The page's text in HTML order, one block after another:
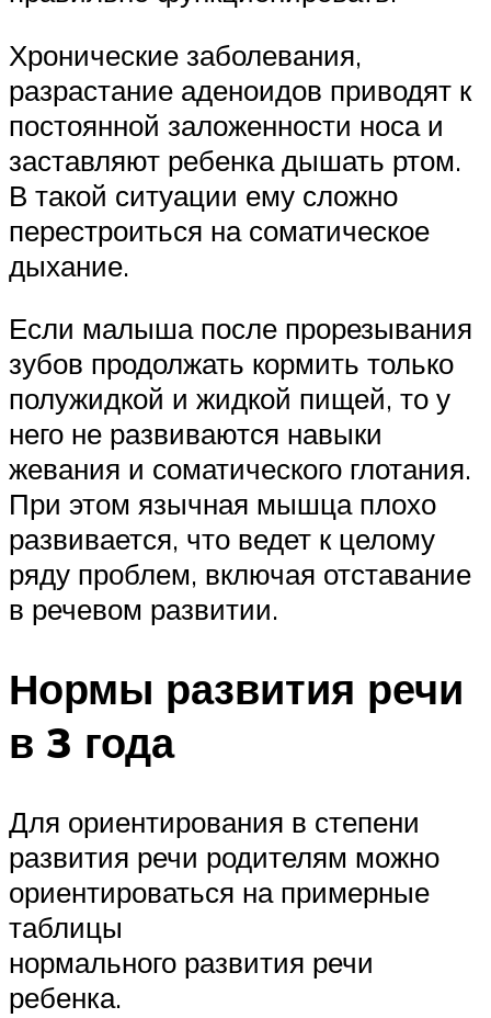
Хронические заболевания,
разрастание аденоидов приводят к
постоянной заложенности носа и
заставляют ребенка дышать ртом.
В такой ситуации ему сложно
перестроиться на соматическое
дыхание.
Если малыша после прорезывания
зубов продолжать кормить только
полужидкой и жидкой пищей, то у
него не развиваются навыки
жевания и соматического глотания.
При этом язычная мышца плохо
развивается, что ведет к целому
ряду проблем, включая отставание
в речевом развитии.
Нормы развития речи
в 3 года
Для ориентирования в степени
развития речи родителям можно
ориентироваться на примерные
таблицы
нормального развития речи
ребенка.